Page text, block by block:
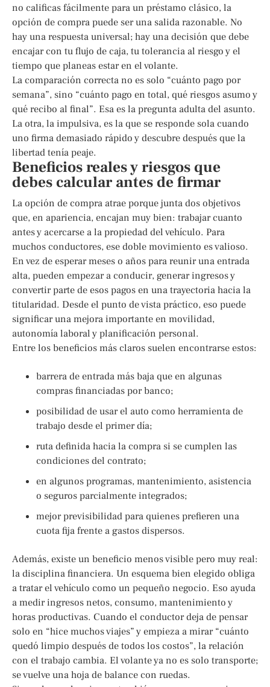
no calificas fácilmente para un préstamo clásico, la
opción de compra puede ser una salida razonable. No
hay una respuesta universal; hay una decisión que debe
encajar con tu flujo de caja, tu tolerancia al riesgo y el
tiempo que planeas estar en el volante.
La comparación correcta no es solo “cuánto pago por
semana”, sino “cuánto pago en total, qué riesgos asumo y
qué recibo al final”. Esa es la pregunta adulta del asunto.
La otra, la impulsiva, es la que se responde sola cuando
uno firma demasiado rápido y descubre después que la
libertad tenía peaje.
Beneficios reales y riesgos que
debes calcular antes de firmar
La opción de compra atrae porque junta dos objetivos
que, en apariencia, encajan muy bien: trabajar cuanto
antes y acercarse a la propiedad del vehículo. Para
muchos conductores, ese doble movimiento es valioso.
En vez de esperar meses o años para reunir una entrada
alta, pueden empezar a conducir, generar ingresos y
convertir parte de esos pagos en una trayectoria hacia la
titularidad. Desde el punto de vista práctico, eso puede
significar una mejora importante en movilidad,
autonomía laboral y planificación personal.
Entre los beneficios más claros suelen encontrarse estos:
barrera de entrada más baja que en algunas
compras financiadas por banco;
posibilidad de usar el auto como herramienta de
trabajo desde el primer día;
ruta definida hacia la compra si se cumplen las
condiciones del contrato;
en algunos programas, mantenimiento, asistencia
o seguros parcialmente integrados;
mejor previsibilidad para quienes prefieren una
cuota fija frente a gastos dispersos.
Además, existe un beneficio menos visible pero muy real:
la disciplina financiera. Un esquema bien elegido obliga
a tratar el vehículo como un pequeño negocio. Eso ayuda
a medir ingresos netos, consumo, mantenimiento y
horas productivas. Cuando el conductor deja de pensar
solo en “hice muchos viajes” y empieza a mirar “cuánto
quedó limpio después de todos los costos”, la relación
con el trabajo cambia. El volante ya no es solo transporte;
se vuelve una hoja de balance con ruedas.